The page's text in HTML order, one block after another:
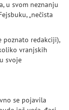
u svom neznanju
„nečista
poznato redakciji),
vranjskih
svoje
se pojavila